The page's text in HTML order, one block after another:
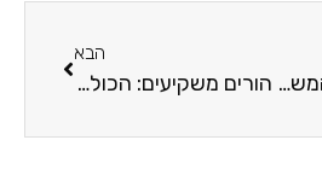
מנחילים בדור ההמשך את המורשת היהודית: ספרי קודש מומלצים לילדים
הבא
הורים משקיעים: הכול על קורס בשוק ההון